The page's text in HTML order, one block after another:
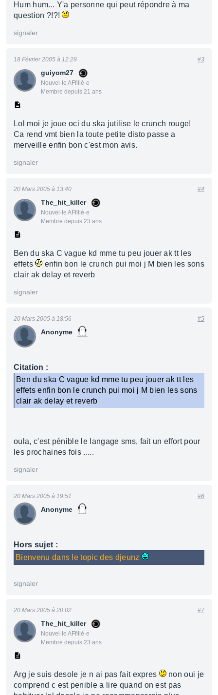
Hum hum... Y'a personne qui peut répondre à ma
question ?!?!
signaler
guiyom27
Nouvel·le AFfilié·e
Membre depuis 21 ans
18 Février 2005 à 12:29 #3
Lol moi je joue oci du ska jutilise le crunch rouge!
Ca rend vmt bien la toute petite disto passe a
merveille enfin bon c'est mon avis.
signaler
The_hit_killer
Nouvel·le AFfilié·e
Membre depuis 23 ans
20 Mars 2005 à 13:40 #4
Ben du ska C vague kd mme tu peu jouer ak tt les
effets
enfin bon le crunch pui moi j M bien les sons
clair ak delay et reverb
signaler
Anonyme
20 Mars 2005 à 18:56 #5
Citation :
Ben du ska C vague kd mme tu peu jouer ak tt les
effets enfin bon le crunch pui moi j M bien les sons
clair ak delay et reverb
oula, c'est pénible le langage sms, fait un effort pour
les prochaines fois .....
signaler
Anonyme
20 Mars 2005 à 19:51 #6
Hors sujet :
Bienvenu dans le topic des djeunz
signaler
The_hit_killer
Nouvel·le AFfilié·e
Membre depuis 23 ans
20 Mars 2005 à 20:02 #7
Arg je suis desole je n ai pas fait expres
non oui je
comprend c est penible a lire quand on est pas